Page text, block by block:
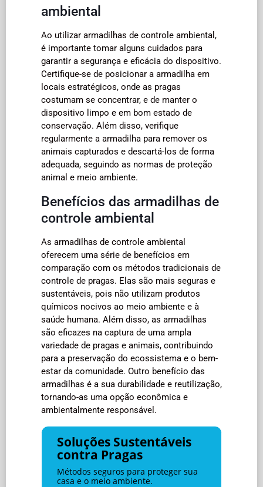
ambiental
Ao utilizar armadilhas de controle ambiental,
é importante tomar alguns cuidados para
garantir a segurança e eficácia do dispositivo.
Certifique-se de posicionar a armadilha em
locais estratégicos, onde as pragas
costumam se concentrar, e de manter o
dispositivo limpo e em bom estado de
conservação. Além disso, verifique
regularmente a armadilha para remover os
animais capturados e descartá-los de forma
adequada, seguindo as normas de proteção
animal e meio ambiente.
Benefícios das armadilhas de
controle ambiental
As armadilhas de controle ambiental
oferecem uma série de benefícios em
comparação com os métodos tradicionais de
controle de pragas. Elas são mais seguras e
sustentáveis, pois não utilizam produtos
químicos nocivos ao meio ambiente e à
saúde humana. Além disso, as armadilhas
são eficazes na captura de uma ampla
variedade de pragas e animais, contribuindo
para a preservação do ecossistema e o bem-
estar da comunidade. Outro benefício das
armadilhas é a sua durabilidade e reutilização,
tornando-as uma opção econômica e
ambientalmente responsável.
Soluções Sustentáveis
contra Pragas
Métodos seguros para proteger sua
casa e o meio ambiente.